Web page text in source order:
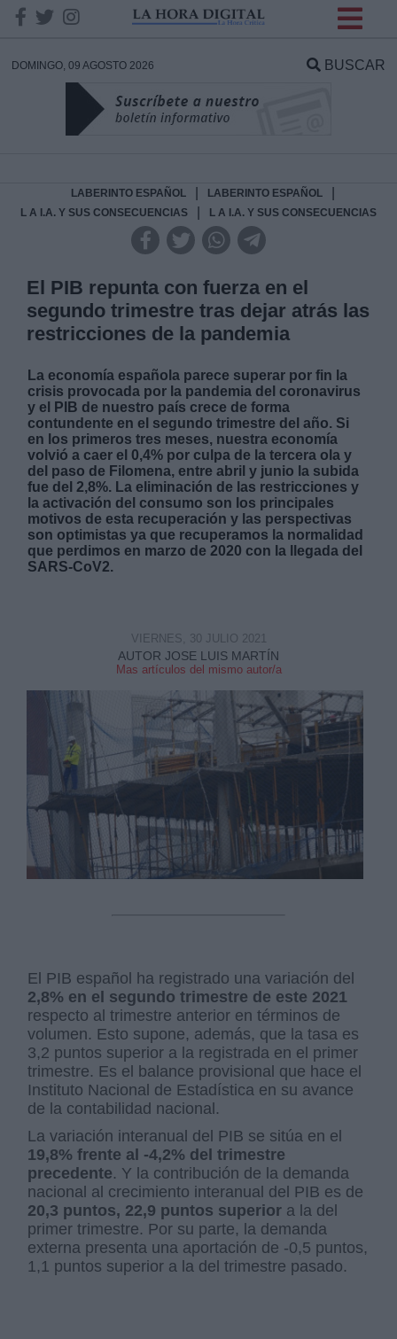
DOMINGO, 09 AGOSTO 2026 BUSCAR
LABERINTO ESPAÑOL LABERINTO ESPAÑOL
L A I.A. Y SUS CONSECUENCIAS L A I.A. Y SUS CONSECUENCIAS
El PIB repunta con fuerza en el
segundo trimestre tras dejar atrás las
restricciones de la pandemia
La economía española parece superar por fin la
crisis provocada por la pandemia del coronavirus
y el PIB de nuestro país crece de forma
contundente en el segundo trimestre del año. Si
en los primeros tres meses, nuestra economía
volvió a caer el 0,4% por culpa de la tercera ola y
del paso de Filomena, entre abril y junio la subida
fue del 2,8%. La eliminación de las restricciones y
la activación del consumo son los principales
motivos de esta recuperación y las perspectivas
son optimistas ya que recuperamos la normalidad
que perdimos en marzo de 2020 con la llegada del
SARS-CoV2.
AUTOR JOSE LUIS MARTÍN
Mas artículos del mismo autor/a
VIERNES, 30 JULIO 2021
El PIB español ha registrado una variación del
2,8% en el segundo trimestre de este 2021
respecto al trimestre anterior en términos de
volumen. Esto supone, además, que la tasa es
3,2 puntos superior a la registrada en el primer
trimestre. Es el balance provisional que hace el
Instituto Nacional de Estadística en su avance
de la contabilidad nacional.
La variación interanual del PIB se sitúa en el
19,8% frente al -4,2% del trimestre
precedente. Y la contribución de la demanda
nacional al crecimiento interanual del PIB es de
20,3 puntos, 22,9 puntos superior a la del
primer trimestre. Por su parte, la demanda
externa presenta una aportación de -0,5 puntos,
1,1 puntos superior a la del trimestre pasado.
DATOS
Responsable:
Legitimación:
Derechos: